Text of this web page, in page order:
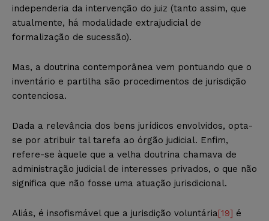
independeria da intervenção do juiz (tanto assim, que
atualmente, há modalidade extrajudicial de
formalização de sucessão).
Mas, a doutrina contemporânea vem pontuando que o
inventário e partilha são procedimentos de jurisdição
contenciosa.
Dada a relevância dos bens jurídicos envolvidos, opta-
se por atribuir tal tarefa ao órgão judicial. Enfim,
refere-se àquele que a velha doutrina chamava de
administração judicial de interesses privados, o que não
significa que não fosse uma atuação jurisdicional.
Aliás, é insofismável que a jurisdição voluntária[19] é